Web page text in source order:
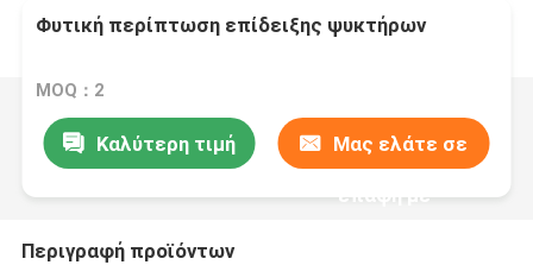
Φυτική περίπτωση επίδειξης ψυκτήρων
MOQ：2
Καλύτερη τιμή Μας ελάτε σε
επαφή με
Περιγραφή προϊόντων